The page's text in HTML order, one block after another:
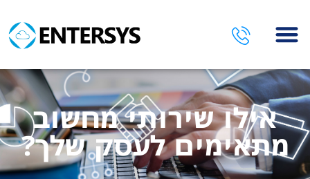
אילו שירותי מחשוב
מתאימים לעסק שלך?